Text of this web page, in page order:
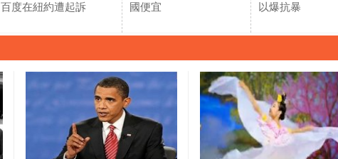
百度在紐約遭起訴
國便宜
以爆抗暴